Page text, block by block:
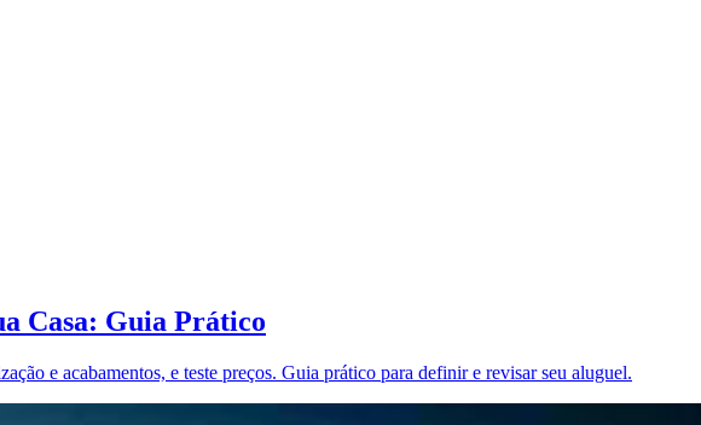
Casa: Guia Prático
e acabamentos, e teste preços. Guia prático para definir e revisar seu aluguel.